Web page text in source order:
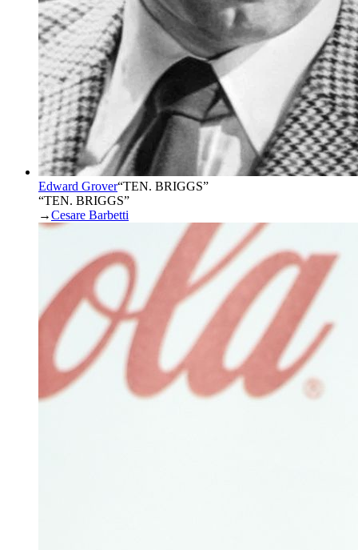
Edward Grover“TEN. BRIGGS”
“TEN. BRIGGS”
→Cesare Barbetti